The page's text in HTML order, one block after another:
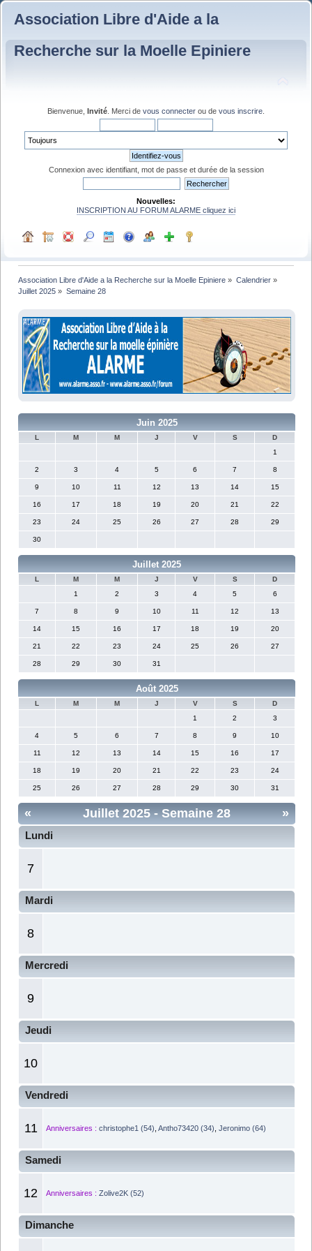
Association Libre d'Aide a la
Recherche sur la Moelle Epiniere
Bienvenue, Invité . Merci de vous connecter ou de vous inscrire
Connexion avec identifiant, mot de passe et durée de la session
Nouvelles:
INSCRIPTION AU FORUM ALARME cliquez ici
Association Libre d'Aide a la Recherche sur la Moelle Epiniere » Calendrier»
Juillet 2025 » Semaine 28
Juin 2025
L M M J V S
D
1
2 3 4 5 6 7 8
9 10 11 12 13 14 15
16 17 18 19 20 21 22
23 24 25 26 27 28 29
30
Juillet 2025
L M M J V S
D
1
2 3 4 5 6
7 8 9 10 11 12 13
14 15 16 17 18 19 20
21 22 23 24 25 26 27
28 29 30 31
Août 2025
L M M J V S
D
1
2 3
4 5 6 7 8 9 10
11 12 13 14 15 16 17
18 19 20 21 22 23 24
25 26 27 28 29 30 31
« »
Juillet 2025- Semaine 28
Lundi
7
Mardi
8
Mercredi
9
Jeudi
10
Vendredi
11 Anniversaires : christophe1 (54), Antho73420 (34), Jeronimo (64)
Samedi
12 Anniversaires : Zolive2K (52)
Dimanche